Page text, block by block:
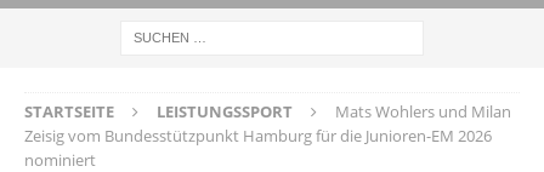
STARTSEITE LEISTUNGSSPORT
Mats Wohlers und Milan
Zeisig vom Bundesstützpunkt Hamburg für die Junioren-EM 2026
nominiert